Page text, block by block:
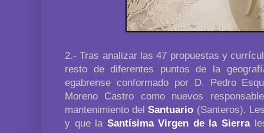
2.- Tras analizar las 47 propuestas y
resto de diferentes puntos de la
egabrense conformado por D. Pedro
Moreno Castro como nuevos
mantenimiento delSantuario (Santeros).
y que la Santísima Virgen de la Sierra